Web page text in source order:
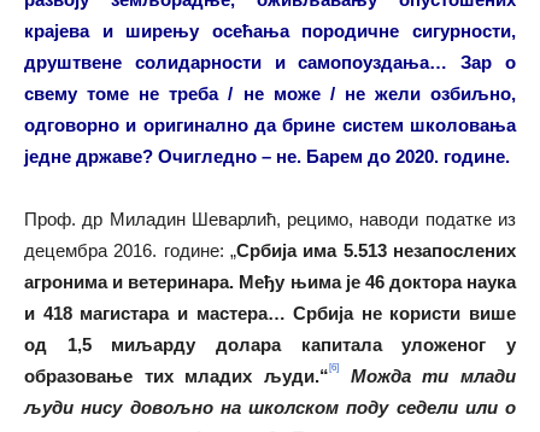
крајева и ширењу осећања породичне сигурности,
друштвене солидарности и самопоуздања… Зар о
свему томе не треба / не може / не жели озбиљно,
одговорно и оригинално да брине систем школовања
једне државе? Очигледно – не. Барем до 2020. године.
Проф. др Миладин Шеварлић, рецимо, наводи податке из
децембра 2016. године: „Србија има 5.513 незапослених
агронима и ветеринара. Међу њима је 46 доктора наука
и 418 магистара и мастера… Србија не користи више
од 1,5 миљарду долара капитала уложеног у
образовање тих младих људи.“[6]
Можда ти млади
људи нису довољно на школском поду седели или о